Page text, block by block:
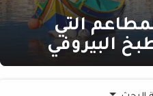
التي
البيروفي